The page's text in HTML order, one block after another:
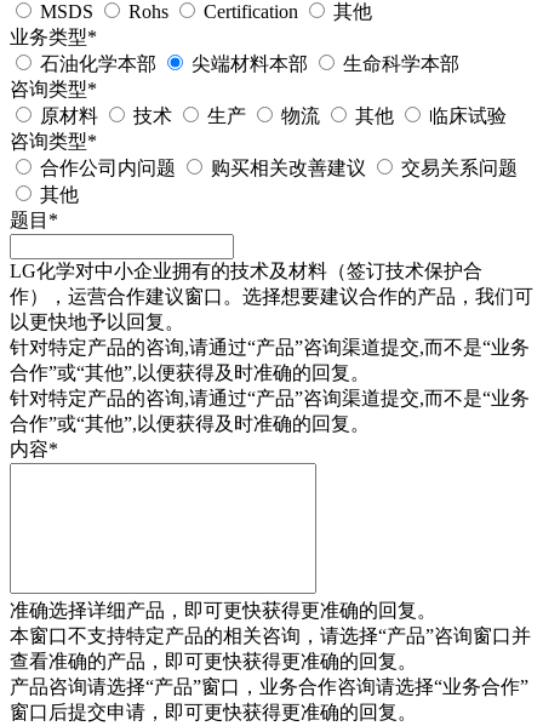
MSDS
Rohs Certification
其他
业务类型*
石油化学本部
尖端材料本部
生命科学本部
咨询类型*
原材料
技术 生产 物流 其他
临床试验
咨询类型*
合作公司内问题
购买相关改善建议
交易关系问题
其他
题目 *
LG化学对中小企业拥有的技术及材料（签订技术保护合
作），运营合作建议窗口。选择想要建议合作的产品，我们可
以更快地予以回复。
针对特定产品的咨询,请通过“产品”咨询渠道提交,而不是“业务
合作”或“其他”,以便获得及时准确的回复。
针对特定产品的咨询,请通过“产品”咨询渠道提交,而不是“业务
合作”或“其他”,以便获得及时准确的回复。
内容*
准确选择详细产品，即可更快获得更准确的回复。
本窗口不支持特定产品的相关咨询，请选择“产品”咨询窗口并
查看准确的产品，即可更快获得更准确的回复。
产品咨询请选择“产品”窗口，业务合作咨询请选择“业务合作”
窗口后提交申请，即可更快获得更准确的回复。